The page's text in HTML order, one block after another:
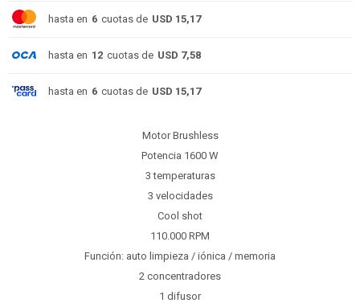
hasta en 6 cuotas de USD 15,17
hasta en 12 cuotas de USD 7,58
hasta en 6 cuotas de USD 15,17
Motor Brushless
Potencia 1600 W
3 temperaturas
3 velocidades
Cool shot
110.000 RPM
Función: auto limpieza / iónica / memoria
2 concentradores
1 difusor